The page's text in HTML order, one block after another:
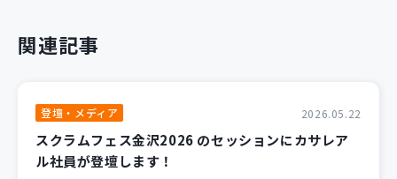
関連記事
登壇・メディア 2026.05.22
スクラムフェス金沢2026 のセッションにカサレア
ル社員が登壇します！